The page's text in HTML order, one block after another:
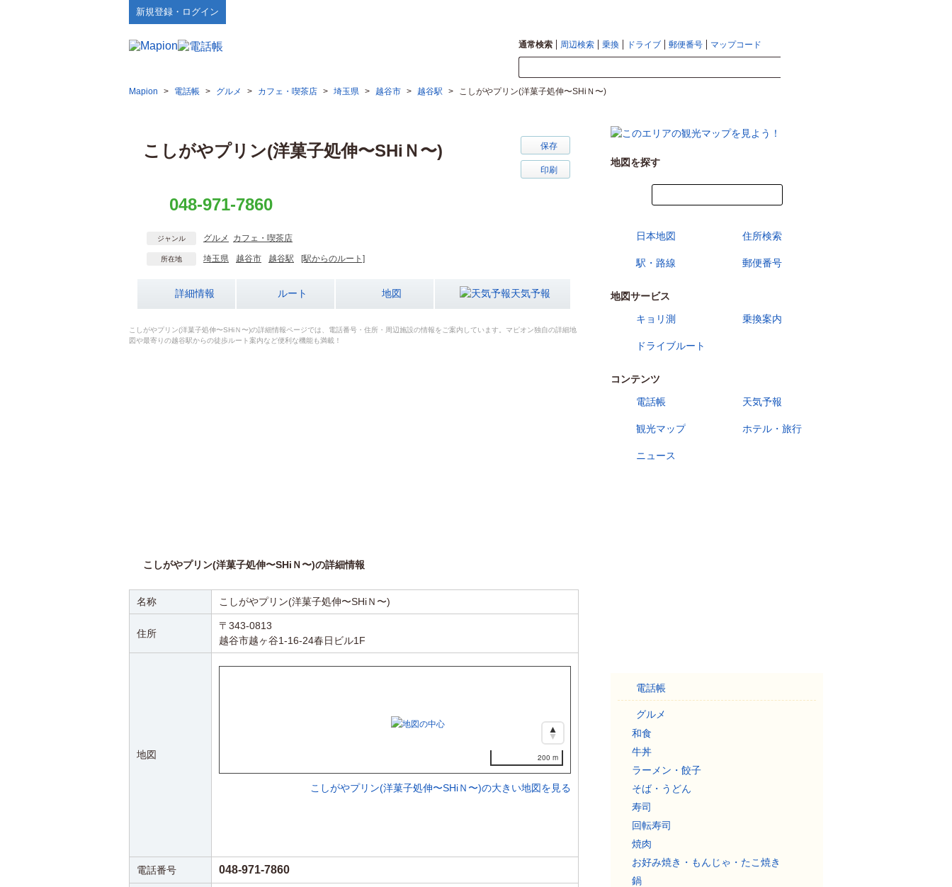
新規登録・ログイン
通常検索 周辺検索 乗換 ドライブ 郵便番号 マップコード
Mapion > 電話帳 > グルメ > カフェ・喫茶店 > 埼玉県 > 越谷市 > 越谷駅 > こしがやプリン(洋菓子処伸〜SHiＮ〜)
こしがやプリン(洋菓子処伸〜SHiＮ〜) 保存
印刷
048-971-7860
ジャンル グルメ カフェ・喫茶店
所在地 埼玉県 越谷市 越谷駅 [駅からのルート]
詳細情報 ルート 地図 天気予報
こしがやプリン(洋菓子処伸〜SHiＮ〜)の詳細情報ページでは、電話番号・住所・周辺施設の情報をご案内しています。マピオン独自の詳細地
図や最寄りの越谷駅からの徒歩ルート案内など便利な機能も満載！
こしがやプリン(洋菓子処伸〜SHiＮ〜)の詳細情報
名称 こしがやプリン(洋菓子処伸〜SHiＮ〜)
住所
〒343-0813
越谷市越ヶ谷1-16-24春日ビル1F
地図 200 m
こしがやプリン(洋菓子処伸〜SHiＮ〜)の大きい地図を見る
電話番号 048-971-7860
地図を探す
日本地図 住所検索
駅・路線 郵便番号
地図サービス
キョリ測
乗換案内
ドライブルート
コンテンツ
電話帳
天気予報
観光マップ ホテル・旅行
ニュース
電話帳
グルメ
和食
牛丼
ラーメン・餃子
そば・うどん
寿司
回転寿司
焼肉
お好み焼き・もんじゃ・たこ焼き
鍋